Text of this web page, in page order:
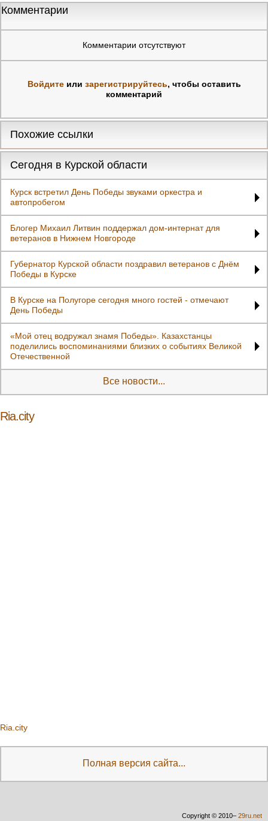
Комментарии
Комментарии отсутствуют
Войдитеили зарегистрируйтесь, чтобы оставить
комментарий
Похожие ссылки
Сегодня в Курской области
Курск встретил День Победы звуками оркестра и
автопробегом
Блогер Михаил Литвин поддержал дом-интернат для
ветеранов в Нижнем Новгороде
Губернатор Курской области поздравил ветеранов с Днём
Победы в Курске
В Курске на Полугоре сегодня много гостей - отмечают
День Победы
«Мой отец водружал знамя Победы». Казахстанцы
поделились воспоминаниями близких о событиях Великой
Отечественной
Все новости...
Ria.city
Ria.city
Полная версия сайта...
Copyright © 2010– 29ru.net